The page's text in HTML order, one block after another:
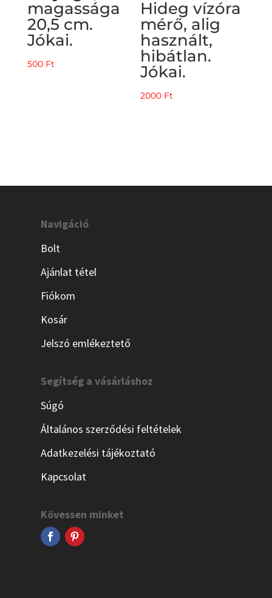
magassága
20,5 cm.
Jókai.
500 Ft
Hideg vízóra
mérő, alig
használt,
hibátlan.
Jókai.
2000 Ft
Navigáció
Bolt
Ajánlat tétel
Fiókom
Kosár
Jelszó emlékeztető
Segítség a vásárláshoz
Súgó
Általános szerződési feltételek
Adatkezelési tájékoztató
Kapcsolat
Kövessen minket